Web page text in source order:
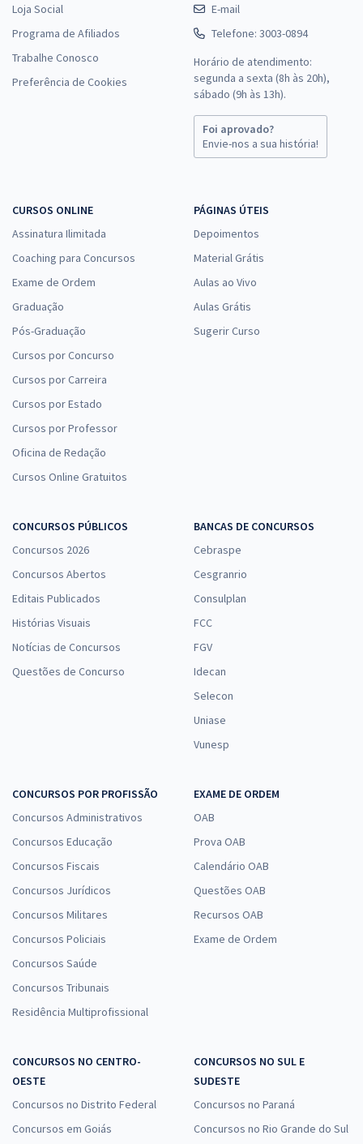
Loja Social
Programa de Afiliados
Trabalhe Conosco
Preferência de Cookies
E-mail
Telefone: 3003-0894
Horário de atendimento:
segunda a sexta (8h às 20h),
sábado (9h às 13h).
Foi aprovado?
Envie-nos a sua história!
CURSOS ONLINE
Assinatura Ilimitada
Coaching para Concursos
Exame de Ordem
Graduação
Pós-Graduação
Cursos por Concurso
Cursos por Carreira
Cursos por Estado
Cursos por Professor
Oficina de Redação
Cursos Online Gratuitos
PÁGINAS ÚTEIS
Depoimentos
Material Grátis
Aulas ao Vivo
Aulas Grátis
Sugerir Curso
CONCURSOS PÚBLICOS
Concursos 2026
Concursos Abertos
Editais Publicados
Histórias Visuais
Notícias de Concursos
Questões de Concurso
BANCAS DE CONCURSOS
Cebraspe
Cesgranrio
Consulplan
FCC
FGV
Idecan
Selecon
Uniase
Vunesp
CONCURSOS POR PROFISSÃO
Concursos Administrativos
Concursos Educação
Concursos Fiscais
Concursos Jurídicos
Concursos Militares
Concursos Policiais
Concursos Saúde
Concursos Tribunais
Residência Multiprofissional
EXAME DE ORDEM
OAB
Prova OAB
Calendário OAB
Questões OAB
Recursos OAB
Exame de Ordem
CONCURSOS NO CENTRO-
OESTE
Concursos no Distrito Federal
Concursos em Goiás
CONCURSOS NO SUL E
SUDESTE
Concursos no Paraná
Concursos no Rio Grande do Sul